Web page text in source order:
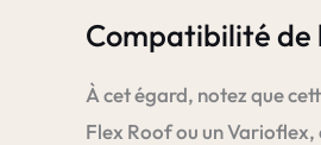
Compatibilité de
À cet égard, notez que
Flex Roof ou un Varioflex,